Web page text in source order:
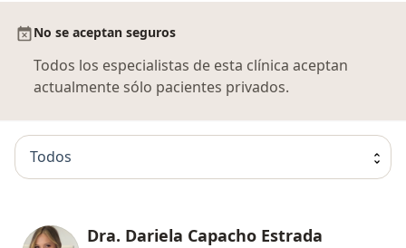
No se aceptan seguros
Todos los especialistas de esta clínica aceptan
actualmente sólo pacientes privados.
Todos
Dra. Dariela Capacho Estrada